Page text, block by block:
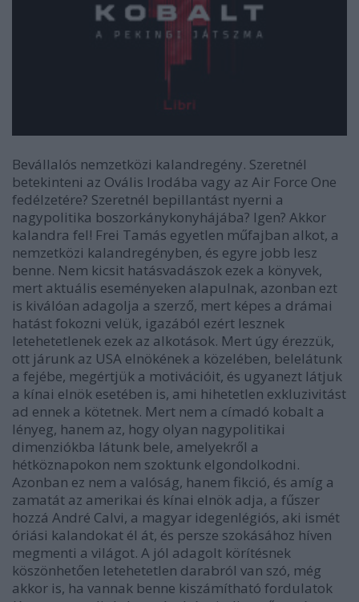
Bevállalós nemzetközi kalandregény. Szeretnél
betekinteni az Ovális Irodába vagy az Air Force One
fedélzetére? Szeretnél bepillantást nyerni a
nagypolitika boszorkánykonyhájába? Igen? Akkor
kalandra fel! Frei Tamás egyetlen műfajban alkot, a
nemzetközi kalandregényben, és egyre jobb lesz
benne. Nem kicsit hatásvadászok ezek a könyvek,
mert aktuális eseményeken alapulnak, azonban ezt
is kiválóan adagolja a szerző, mert képes a drámai
hatást fokozni velük, igazából ezért lesznek
letehetetlenek ezek az alkotások. Mert úgy érezzük,
ott járunk az USA elnökének a közelében, belelátunk
a fejébe, megértjük a motivációit, és ugyanezt látjuk
a kínai elnök esetében is, ami hihetetlen exkluzivitást
ad ennek a kötetnek. Mert nem a címadó kobalt a
lényeg, hanem az, hogy olyan nagypolitikai
dimenziókba látunk bele, amelyekről a
hétköznapokon nem szoktunk elgondolkodni.
Azonban ez nem a valóság, hanem fikció, és amíg a
zamatát az amerikai és kínai elnök adja, a fűszer
hozzá André Calvi, a magyar idegenlégiós, aki ismét
óriási kalandokat él át, és persze szokásához híven
megmenti a világot. A jól adagolt körítésnek
köszönhetően letehetetlen darabról van szó, még
akkor is, ha vannak benne kiszámítható fordulatok